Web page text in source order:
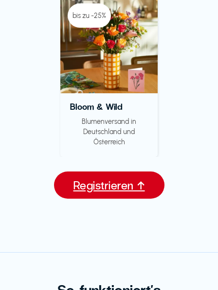
bis zu -25%
Bloom & Wild
Blumenversand in
Deutschland und
Österreich
Registrieren ↑